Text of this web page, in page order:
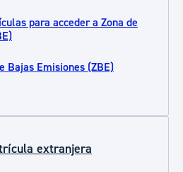
para acceder a Zona de
Bajas Emisiones (ZBE)
extranjera